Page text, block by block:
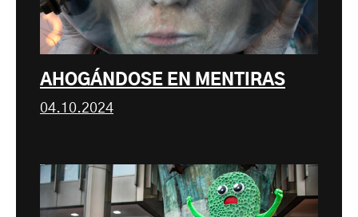
AHOGÁNDOSE EN MENTIRAS
04.10.2024